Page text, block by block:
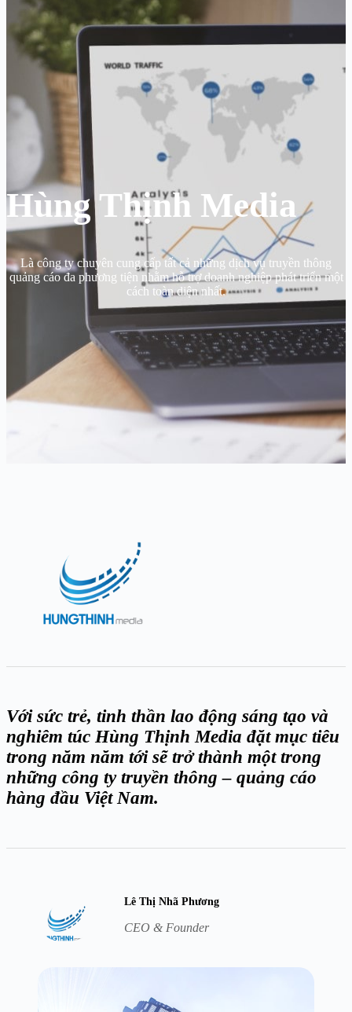
Hùng Thịnh Media
Là công ty chuyên cung cấp tất cả những dịch vụ truyền thông
quảng cáo đa phương tiện nhằm hỗ trợ doanh nghiệp phát triển một
cách toàn diện nhất.
Với sức trẻ, tinh thần lao động sáng tạo và
nghiêm túc Hùng Thịnh Media đặt mục tiêu
trong năm năm tới sẽ trở thành một trong
những công ty truyền thông – quảng cáo
hàng đầu Việt Nam.
Lê Thị Nhã Phương
CEO & Founder